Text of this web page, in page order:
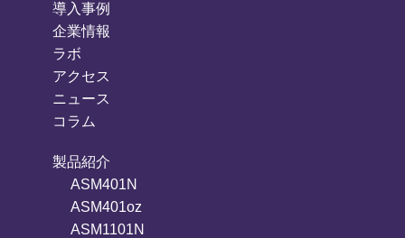
導入事例
企業情報
ラボ
アクセス
ニュース
コラム
製品紹介
ASM401N
ASM401oz
ASM1101N